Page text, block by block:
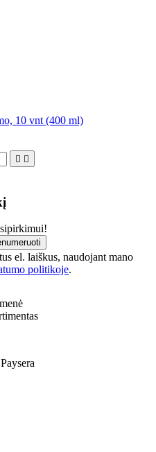
10 vnt (400 ml)
 
el. laiškus, naudojant mano
politikoje.